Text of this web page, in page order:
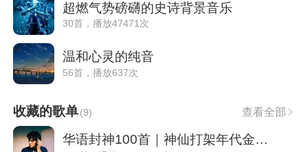
超燃气势磅礴的史诗背景音乐
30首，播放47471次
温和心灵的纯音
56首，播放637次
收藏的歌单(9) 查看全部
华语封神100首｜神仙打架年代金曲全收录